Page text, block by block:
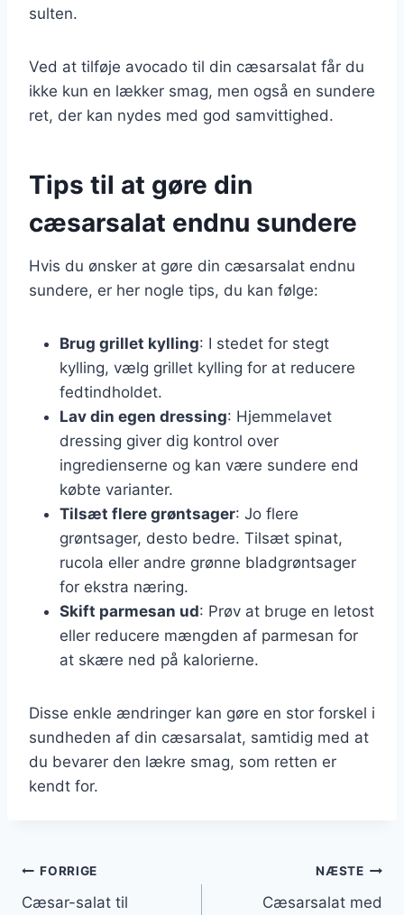
sulten.
Ved at tilføje avocado til din cæsarsalat får du
ikke kun en lækker smag, men også en sundere
ret, der kan nydes med god samvittighed.
Tips til at gøre din
cæsarsalat endnu sundere
Hvis du ønsker at gøre din cæsarsalat endnu
sundere, er her nogle tips, du kan følge:
Brug grillet kylling: I stedet for stegt
kylling, vælg grillet kylling for at reducere
fedtindholdet.
Lav din egen dressing: Hjemmelavet
dressing giver dig kontrol over
ingredienserne og kan være sundere end
købte varianter.
Tilsæt flere grøntsager: Jo flere
grøntsager, desto bedre. Tilsæt spinat,
rucola eller andre grønne bladgrøntsager
for ekstra næring.
Skift parmesan ud: Prøv at bruge en letost
eller reducere mængden af parmesan for
at skære ned på kalorierne.
Disse enkle ændringer kan gøre en stor forskel i
sundheden af din cæsarsalat, samtidig med at
du bevarer den lækre smag, som retten er
kendt for.
Indlægsnavigation
FORRIGE
Cæsar-salat til
NÆSTE
Cæsarsalat med